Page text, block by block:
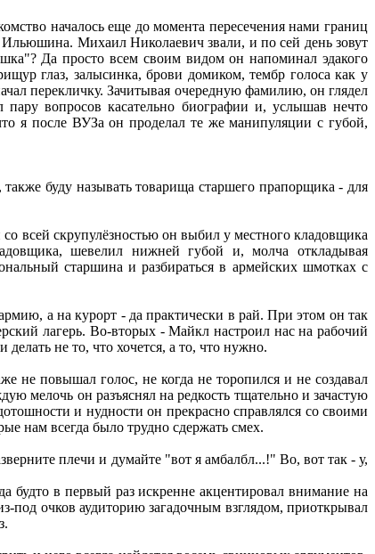
началось еще до момента пересечения нами границ
Михаил Николаевич звали, и по сей день зовут
Да просто всем своим видом он напоминал эдакого
глаз, залысинка, брови домиком, тембр голоса как у
перекличку. Зачитывая очередную фамилию, он глядел
вопросов касательно биографии и, услышав нечто
я после ВУЗа он проделал те же манипуляции с губой,
буду называть товарища старшего прапорщика - для
всей скрупулёзностью он выбил у местного кладовщика
шевелил нижней губой и, молча откладывая
старшина и разбираться в армейских шмотках с
а на курорт - да практически в рай. При этом он так
лагерь. Во-вторых - Майкл настроил нас на рабочий
не то, что хочется, а то, что нужно.
не повышал голос, не когда не торопился и не создавал
мелочь он разъяснял на редкость тщательно и зачастую
и нудности он прекрасно справлялся со своими
нам всегда было трудно сдержать смех.
плечи и думайте "вот я амбалбл...!" Во, вот так - у,
будто в первый раз искренне акцентировал внимание на
под очков аудиторию загадочным взглядом, приоткрывал